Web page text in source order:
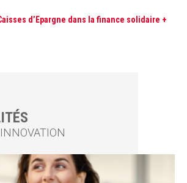
d’Epargne dans la finance solidaire +